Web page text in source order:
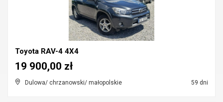
Toyota RAV-4 4X4
Dulowa/ chrzanowski/ małopolskie 59 dni
19 900,00 zł